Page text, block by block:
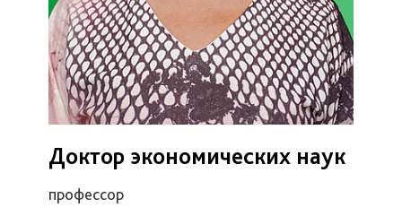
Доктор экономических наук
профессор